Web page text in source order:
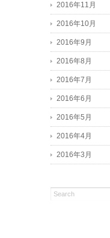
2016年11月
2016年10月
2016年9月
2016年8月
2016年7月
2016年6月
2016年5月
2016年4月
2016年3月